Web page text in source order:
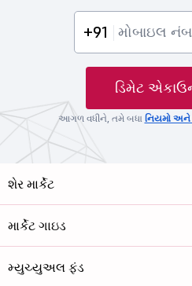
+91
ડિમેટ
આગળ વધીને, તમે બધા નિયમો અને
શેર માર્કેટ
માર્કેટ ગાઇડ
મ્યુચ્યુઅલ ફંડ